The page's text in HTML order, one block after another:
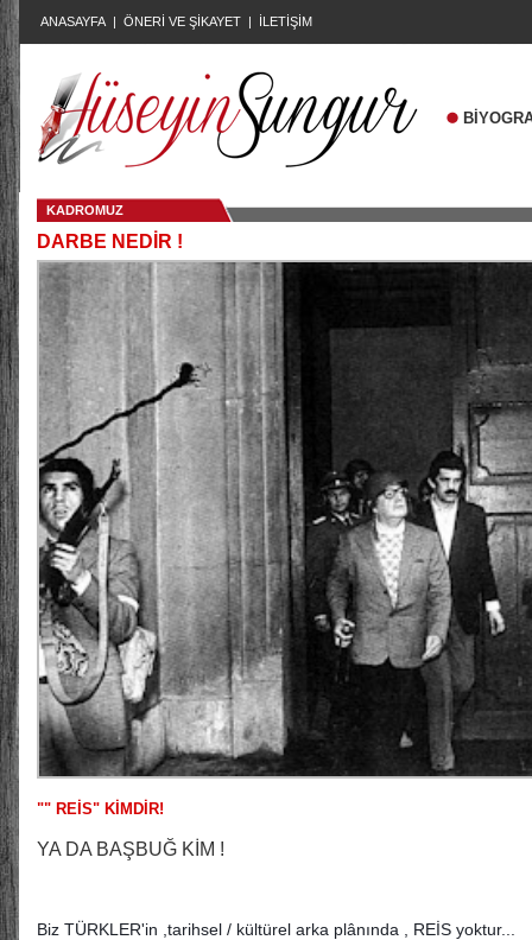
ANASAYFA | ÖNERİ VE ŞİKAYET | İLETİŞİM
KADROMUZ
DARBE NEDİR !
"" REİS" KİMDİR!
YA DA BAŞBUĞ KİM !
Biz TÜRKLER'in ,tarihsel / kültürel arka plânında , REİS yoktur...